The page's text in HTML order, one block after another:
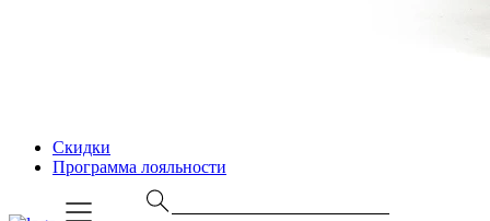
Скидки
Программа лояльности